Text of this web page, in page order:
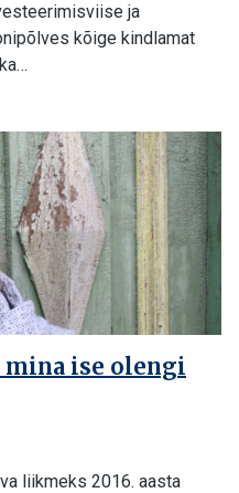
ja
kõige kindlamat
mina ise olengi
liikmeks 2016. aasta